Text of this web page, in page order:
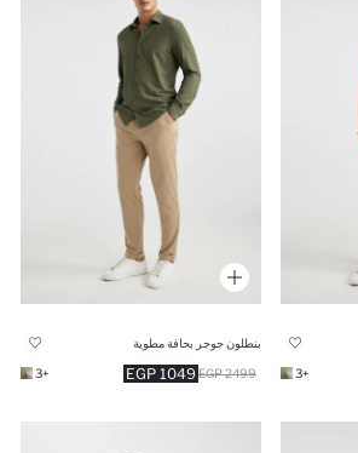
+3
بنطلون جوجر بحافة مطوية
1049 EGP 2499 EGP
+3